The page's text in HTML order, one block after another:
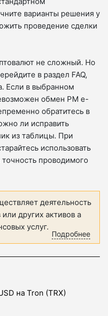
варианты решения у
проведение сделки
не сложный. Но
в раздел FAQ,
Если в выбранном
обмен PM e-
обратитесь в
ли исправить
из таблицы. При
использовать
проводимого
деятельность
других активов а
услуг.
Подробнее
на Tron (TRX)